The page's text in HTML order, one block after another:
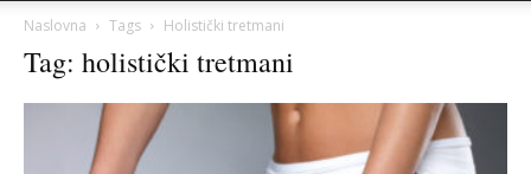
Naslovna Tags Holistički tretmani
Tag: holistički tretmani